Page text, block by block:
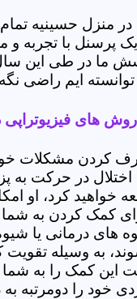
منزل حسینیه تمام
پرسنل با تجربه و
ما در طی این سال
ایم راضی
روش های
کردن مشکلات
اختلال در حرکت به
خواهید کرد، او
کمک کردن به شما
های درمانی یا
به وسیله تقویت
این کمک را به شما
خود را دومرتبه